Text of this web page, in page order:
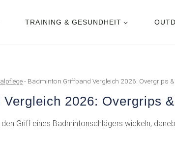
TRAINING & GESUNDHEIT
- Badminton Griffband Vergleich 2026: Overgrips
2026: Overgrips